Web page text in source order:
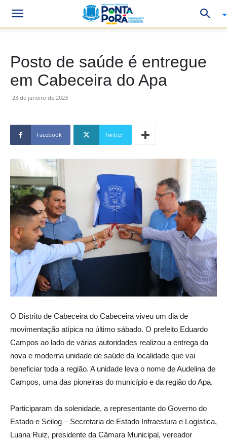
Posto de saúde é entregue
em Cabeceira do Apa
23 de janeiro de 2023
Facebook Twitter
O Distrito de Cabeceira do Cabeceira viveu um dia de
movimentação atípica no último sábado. O prefeito Eduardo
Campos ao lado de várias autoridades realizou a entrega da
nova e moderna unidade de saúde da localidade que vai
beneficiar toda a região. A unidade leva o nome de Audelina de
Campos, uma das pioneiras do município e da região do Apa.
Participaram da solenidade, a representante do Governo do
Estado e Seilog – Secretaria de Estado Infraestura e Logística,
Luana Ruiz, presidente da Câmara Municipal, vereador